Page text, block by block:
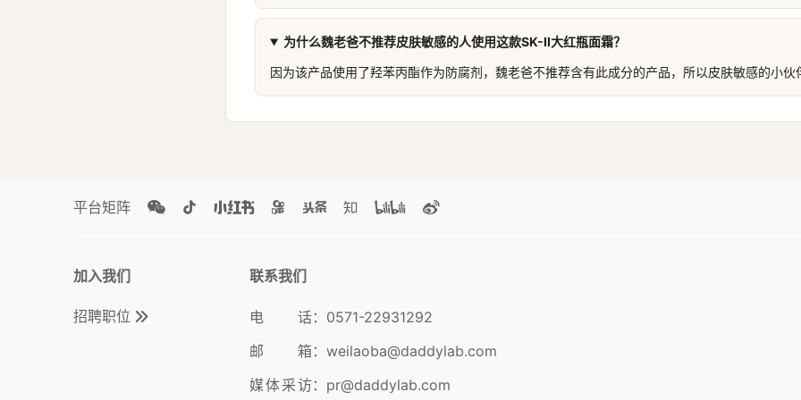
为什么魏老爸不推荐皮肤敏感的人使用这款SK-II大红瓶面霜？
因为该产品使用了羟苯丙酯作为防腐剂，魏老爸不推荐含有此成分的产品，所以皮肤敏感的小伙
平台矩阵
加入我们
招聘职位
联系我们
电 话： 0571-22931292
邮 箱： weilaoba@daddylab.com
媒体采访： pr@daddylab.com